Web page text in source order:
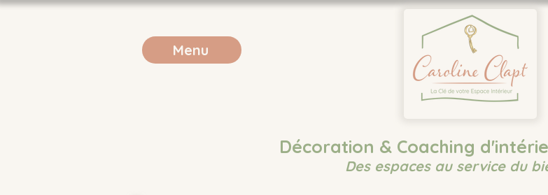
Menu
Décoration & Coaching
Des espaces au service du